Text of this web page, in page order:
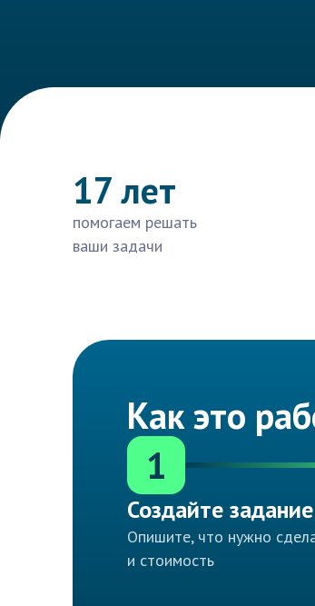
17 лет
помогаем решать
ваши задачи
Как это
1
Создайте задание
Опишите, что нужно
и стоимость